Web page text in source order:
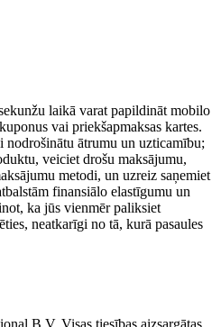
laikā varat papildināt mobilo
vai priekšapmaksas kartes.
ātrumu un uzticamību;
veiciet drošu maksājumu,
metodi, un uzreiz saņemiet
finansiālo elastīgumu un
ka jūs vienmēr paliksiet
neatkarīgi no tā, kurā pasaules